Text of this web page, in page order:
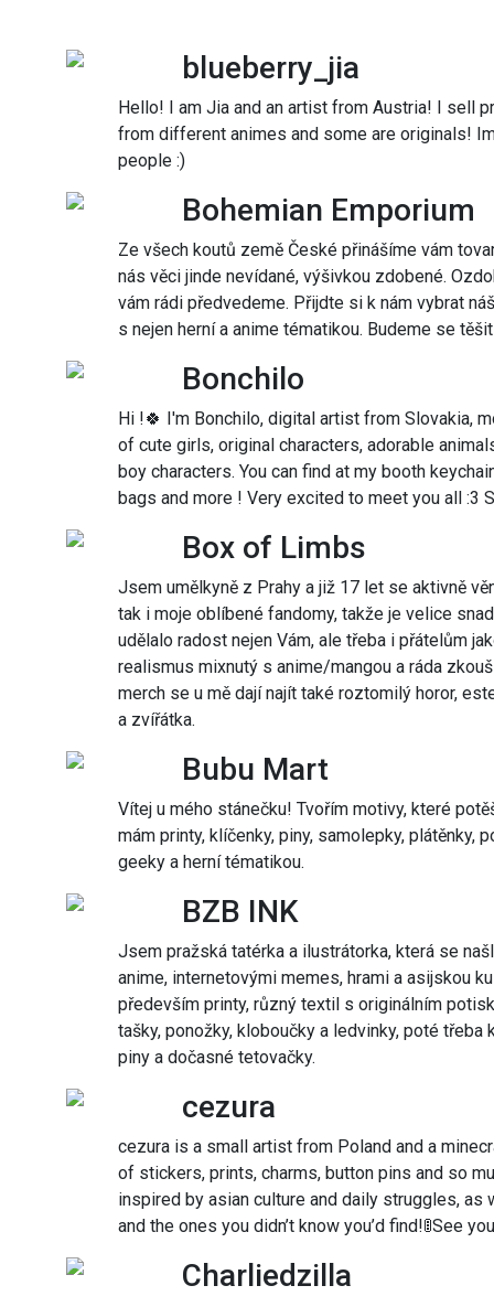
blueberry_jia
Hello! I am Jia and an artist from Austria! I sell
from different animes and some are originals!
people :)
Bohemian Emporium
Ze všech koutů země České přinášíme vám
nás věci jinde nevídané, výšivkou zdobené.
vám rádi předvedeme. Přijdte si k nám vybrat
s nejen herní a anime tématikou. Budeme se
Bonchilo
Hi !🍀 I'm Bonchilo, digital artist from Slovakia,
of cute girls, original characters, adorable
boy characters. You can find at my booth
bags and more ! Very excited to meet you all :3
Box of Limbs
Jsem umělkyně z Prahy a již 17 let se aktivně
tak i moje oblíbené fandomy, takže je velice
udělalo radost nejen Vám, ale třeba i přátelům
realismus mixnutý s anime/mangou a ráda
merch se u mě dají najít také roztomilý horor,
a zvířátka.
Bubu Mart
Vítej u mého stánečku! Tvořím motivy, které
mám printy, klíčenky, piny, samolepky, plátěnky,
geeky a herní tématikou.
BZB INK
Jsem pražská tatérka a ilustrátorka, která se
anime, internetovými memes, hrami a asijskou
především printy, různý textil s originálním
tašky, ponožky, kloboučky a ledvinky, poté třeba
piny a dočasné tetovačky.
cezura
cezura is a small artist from Poland and a
of stickers, prints, charms, button pins and so
inspired by asian culture and daily struggles, as
and the ones you didn’t know you’d find!🚦See
Charliedzilla